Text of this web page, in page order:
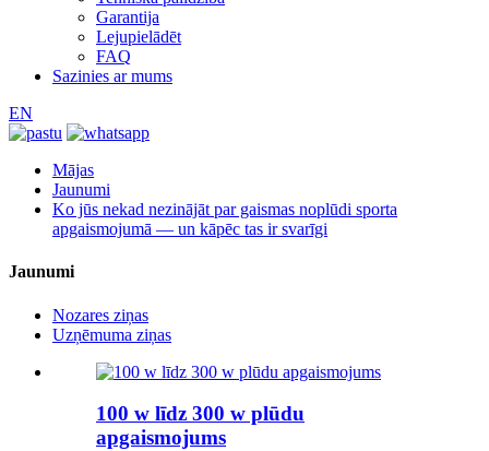
Garantija
Lejupielādēt
FAQ
Sazinies ar mums
EN
Mājas
Jaunumi
Ko jūs nekad nezinājāt par gaismas noplūdi sporta
apgaismojumā — un kāpēc tas ir svarīgi
Jaunumi
Nozares ziņas
Uzņēmuma ziņas
100 w līdz 300 w plūdu
apgaismojums